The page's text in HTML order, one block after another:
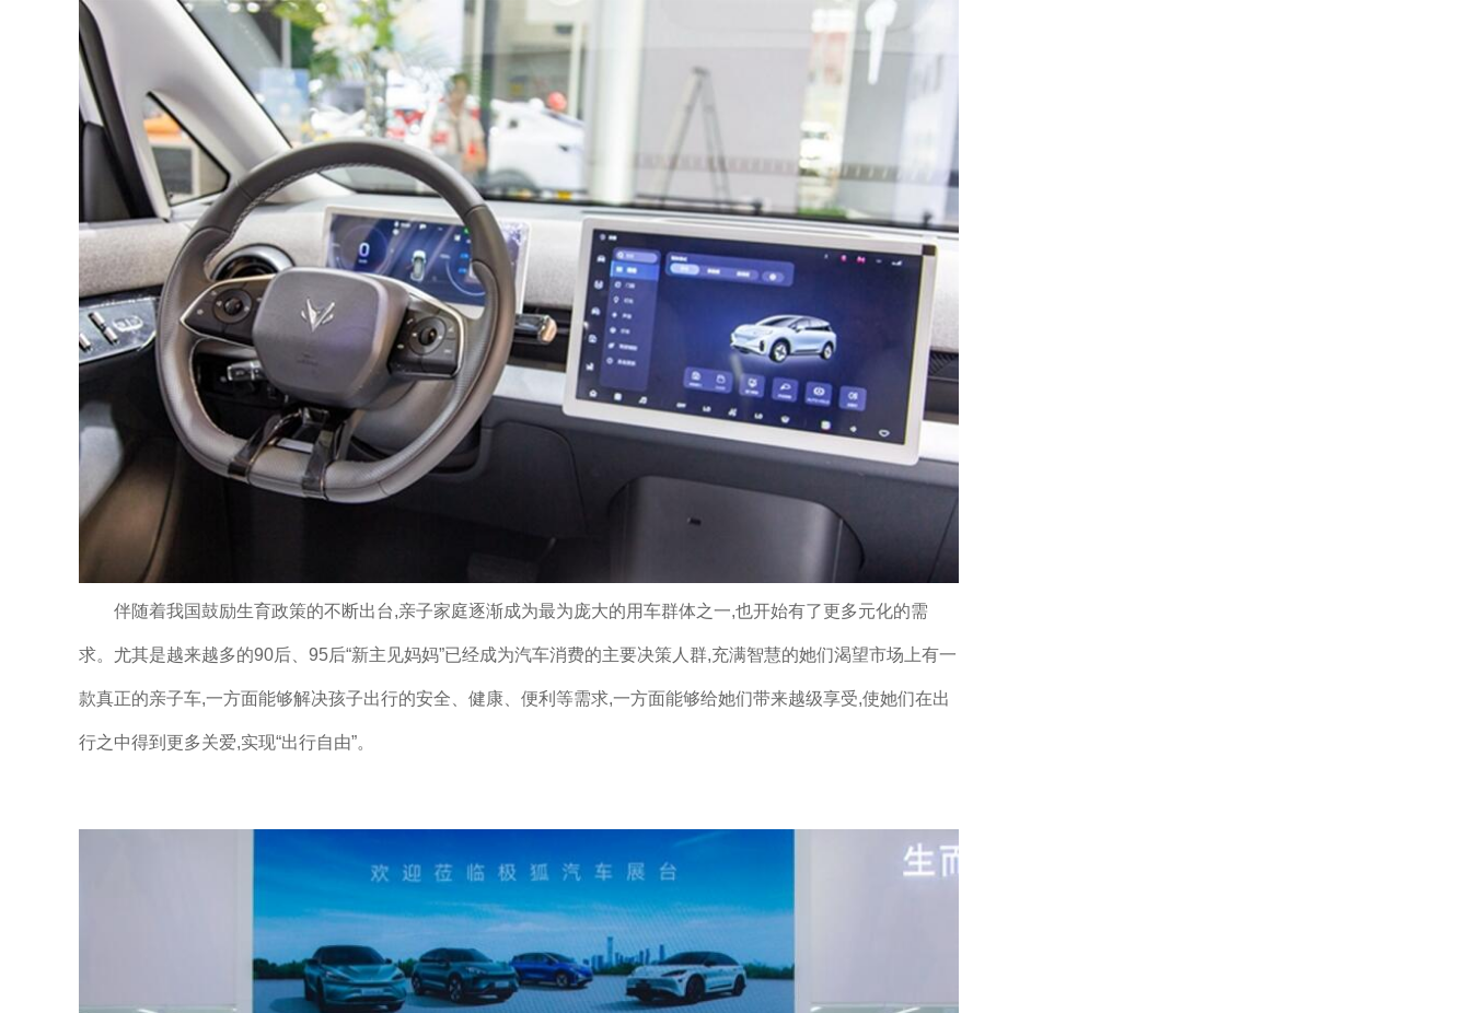
伴随着我国鼓励生育政策的不断出台,亲子家庭逐渐成为最为庞大的用车群体之一,也开始有了更多元化的需
求。尤其是越来越多的90后、95后“新主见妈妈”已经成为汽车消费的主要决策人群,充满智慧的她们渴望市场上有一
款真正的亲子车,一方面能够解决孩子出行的安全、健康、便利等需求,一方面能够给她们带来越级享受,使她们在出
行之中得到更多关爱,实现“出行自由”。